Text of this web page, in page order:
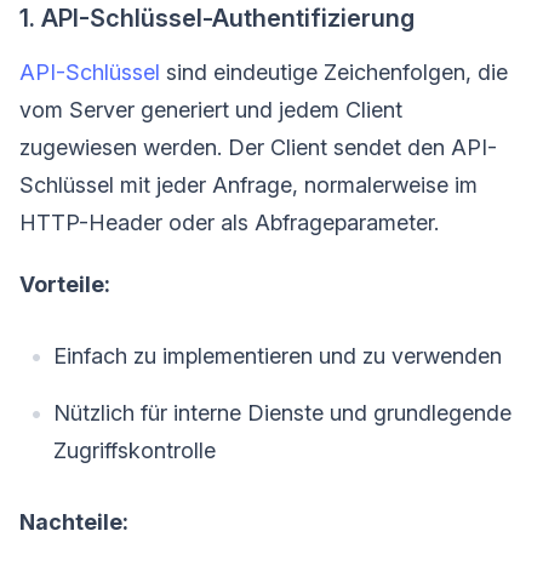
1. API-Schlüssel-Authentifizierung
API-Schlüssel sind eindeutige Zeichenfolgen, die
vom Server generiert und jedem Client
zugewiesen werden. Der Client sendet den API-
Schlüssel mit jeder Anfrage, normalerweise im
HTTP-Header oder als Abfrageparameter.
Vorteile:
Einfach zu implementieren und zu verwenden
Nützlich für interne Dienste und grundlegende
Zugriffskontrolle
Nachteile: